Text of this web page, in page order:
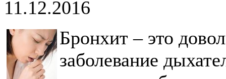
11.12.2016
Бронхит – это
заболевание